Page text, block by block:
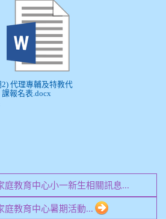
2) 代理專輔及特教代
課報名表.docx
庭教育中心小一新生相關訊息...
庭教育中心暑期活動...